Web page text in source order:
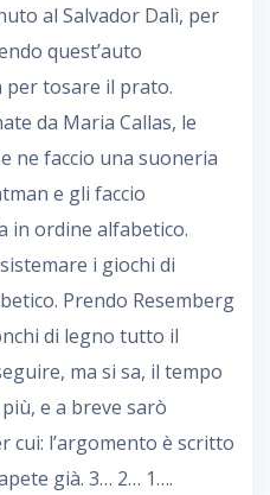
al Salvador Dalì, per
quest’auto
tosare il prato.
da Maria Callas, le
ne faccio una suoneria
e gli faccio
in ordine alfabetico.
i giochi di
Prendo Resemberg
di legno tutto il
ma si sa, il tempo
e a breve sarò
cui: l’argomento è scritto
già. 3… 2… 1….